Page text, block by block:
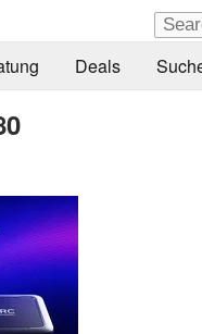
Deals